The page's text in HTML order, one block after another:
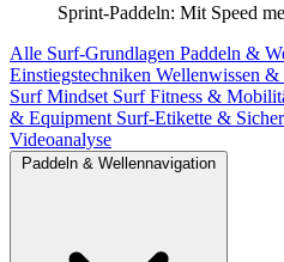
Sprint-Paddeln: Mit Speed
Alle Surf-Grundlagen Paddeln &
Einstiegstechniken Wellenwissen
Surf Mindset Surf Fitness &
& Equipment Surf-Etikette &
Videoanalyse
Paddeln & Wellennavigation